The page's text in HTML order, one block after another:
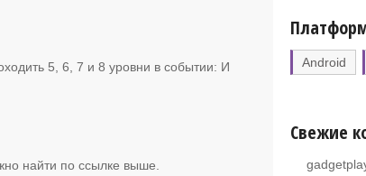
5, 6, 7 и 8 уровни в событии: И
найти по ссылке выше.
Android
Свежие